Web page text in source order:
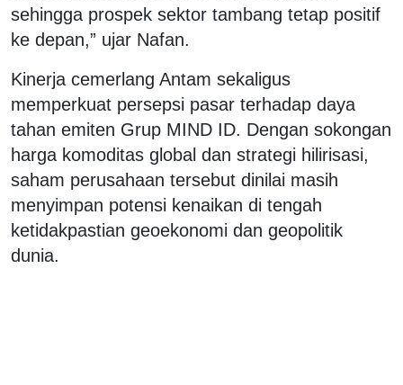
sehingga prospek sektor tambang tetap positif
ke depan,” ujar Nafan.
Kinerja cemerlang Antam sekaligus
memperkuat persepsi pasar terhadap daya
tahan emiten Grup MIND ID. Dengan sokongan
harga komoditas global dan strategi hilirisasi,
saham perusahaan tersebut dinilai masih
menyimpan potensi kenaikan di tengah
ketidakpastian geoekonomi dan geopolitik
dunia.